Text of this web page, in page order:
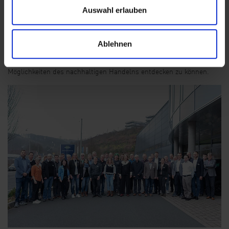
Auswahl erlauben
Ablehnen
Ökonomie Hand in Hand gehen zu lassen, ist dabei sehr spannend“,
Das fünfköpfige HEES-Projektteam freut sich nun darauf, im
Rahmen des nun beginnenden Projektes diesen nachhaltigen
Ansatz weiter zu fokussieren und weitere interessante
Möglichkeiten des nachhaltigen Handelns entdecken zu können.